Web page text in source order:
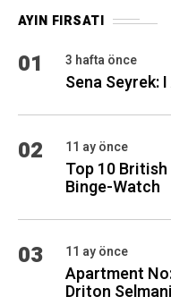
AYIN FIRSATI
01 3 hafta önce
Sena Seyrek:
02 11 ay önce
Top 10
Binge-Watch
03 11 ay önce
Apartment
Driton Selmani